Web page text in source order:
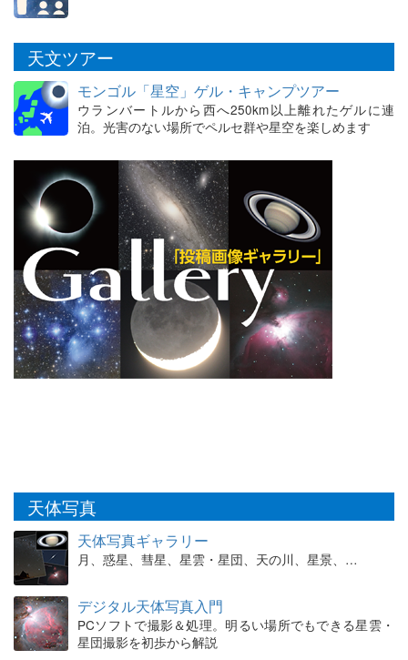
天文ツアー
モンゴル「星空」ゲル・キャンプツアー
ウランバートルから西へ250km以上離れたゲルに連
泊。光害のない場所でペルセ群や星空を楽しめます
天体写真
天体写真ギャラリー
月、惑星、彗星、星雲・星団、天の川、星景、…
デジタル天体写真入門
PCソフトで撮影＆処理。明るい場所でもできる星雲・
星団撮影を初歩から解説